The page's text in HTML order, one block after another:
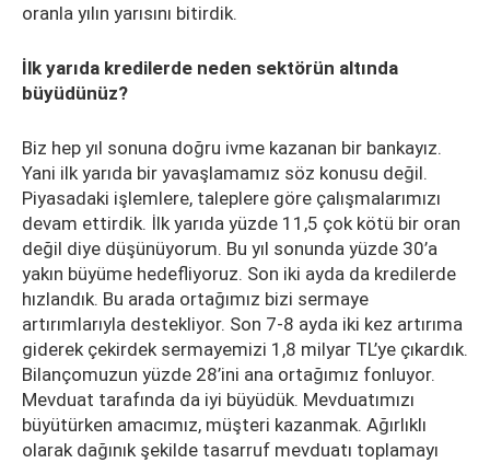
oranla yılın yarısını bitirdik.
İlk yarıda kredilerde neden sektörün altında
büyüdünüz?
Biz hep yıl sonuna doğru ivme kazanan bir bankayız.
Yani ilk yarıda bir yavaşlamamız söz konusu değil.
Piyasadaki işlemlere, taleplere göre çalışmalarımızı
devam ettirdik. İlk yarıda yüzde 11,5 çok kötü bir oran
değil diye düşünüyorum. Bu yıl sonunda yüzde 30’a
yakın büyüme hedefliyoruz. Son iki ayda da kredilerde
hızlandık. Bu arada ortağımız bizi sermaye
artırımlarıyla destekliyor. Son 7-8 ayda iki kez artırıma
giderek çekirdek sermayemizi 1,8 milyar TL’ye çıkardık.
Bilançomuzun yüzde 28’ini ana ortağımız fonluyor.
Mevduat tarafında da iyi büyüdük. Mevduatımızı
büyütürken amacımız, müşteri kazanmak. Ağırlıklı
olarak dağınık şekilde tasarruf mevduatı toplamayı